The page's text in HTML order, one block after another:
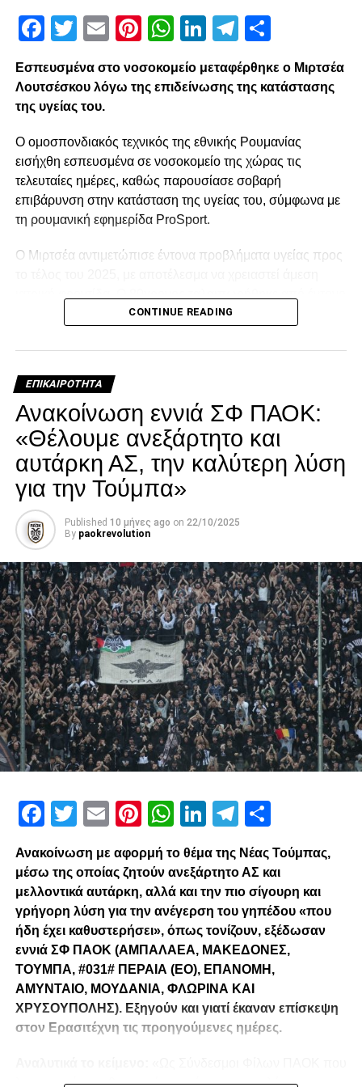
Facebook
Twitter
EmailPinterest
WhatsApp
LinkedInTelegram
Εσπευσμένα στο νοσοκομείο μεταφέρθηκε ο Μιρτσέα
Λουτσέσκου λόγω της επιδείνωσης της κατάστασης
της υγείας του.
Ο ομοσπονδιακός τεχνικός της εθνικής Ρουμανίας
εισήχθη εσπευσμένα σε νοσοκομείο της χώρας τις
τελευταίες ημέρες, καθώς παρουσίασε σοβαρή
επιβάρυνση στην κατάσταση της υγείας του, σύμφωνα με
τη ρουμανική εφημερίδα ProSport.
Ο Μιρτσέα αντιμετώπισε έντονα προβλήματα υγείας προς
κρυολόγημα, το οποίο επηρέασε αρνητικά την ήδη
αναγκαία να νοσηλευτεί. Οι πληροφορίες αναφέρουν ότι η
νοσηλείας του.
Facebook
Twitter
EmailPinterest
WhatsApp
LinkedIn
Telegram
CONTINUE READING
ΕΠΙΚΑΙΡΌΤΗΤΑ
Ανακοίνωση εννιά ΣΦ ΠΑΟΚ:
«Θέλουμε ανεξάρτητο και
αυτάρκη ΑΣ, την καλύτερη λύση
για την Τούμπα»
Published 10 μήνες ago on 22/10/2025
By paokrevolution
Facebook
Twitter
EmailPinterest
WhatsApp
LinkedIn
Telegram
Ανακοίνωση με αφορμή το θέμα της Νέας Τούμπας,
μέσω της οποίας ζητούν ανεξάρτητο ΑΣ και
μελλοντικά αυτάρκη, αλλά και την πιο σίγουρη και
γρήγορη λύση για την ανέγερση του γηπέδου «που
ήδη έχει καθυστερήσει», όπως τονίζουν, εξέδωσαν
εννιά ΣΦ ΠΑΟΚ (ΑΜΠΑΛΑΕΑ, ΜΑΚΕΔΟΝΕΣ,
ΤΟΥΜΠΑ, #031# ΠΕΡΑΙΑ (ΕΟ), ΕΠΑΝΟΜΗ,
ΑΜΥΝΤΑΙΟ, ΜΟΥΔΑΝΙΑ, ΦΛΩΡΙΝΑ ΚΑΙ
ΧΡΥΣΟΥΠΟΛΗΣ). Εξηγούν και γιατί έκαναν επίσκεψη
στον Ερασιτέχνη τις προηγούμενες ημέρες.
λειτουργούμε καθημερινά με γνώμωνα το καλό του